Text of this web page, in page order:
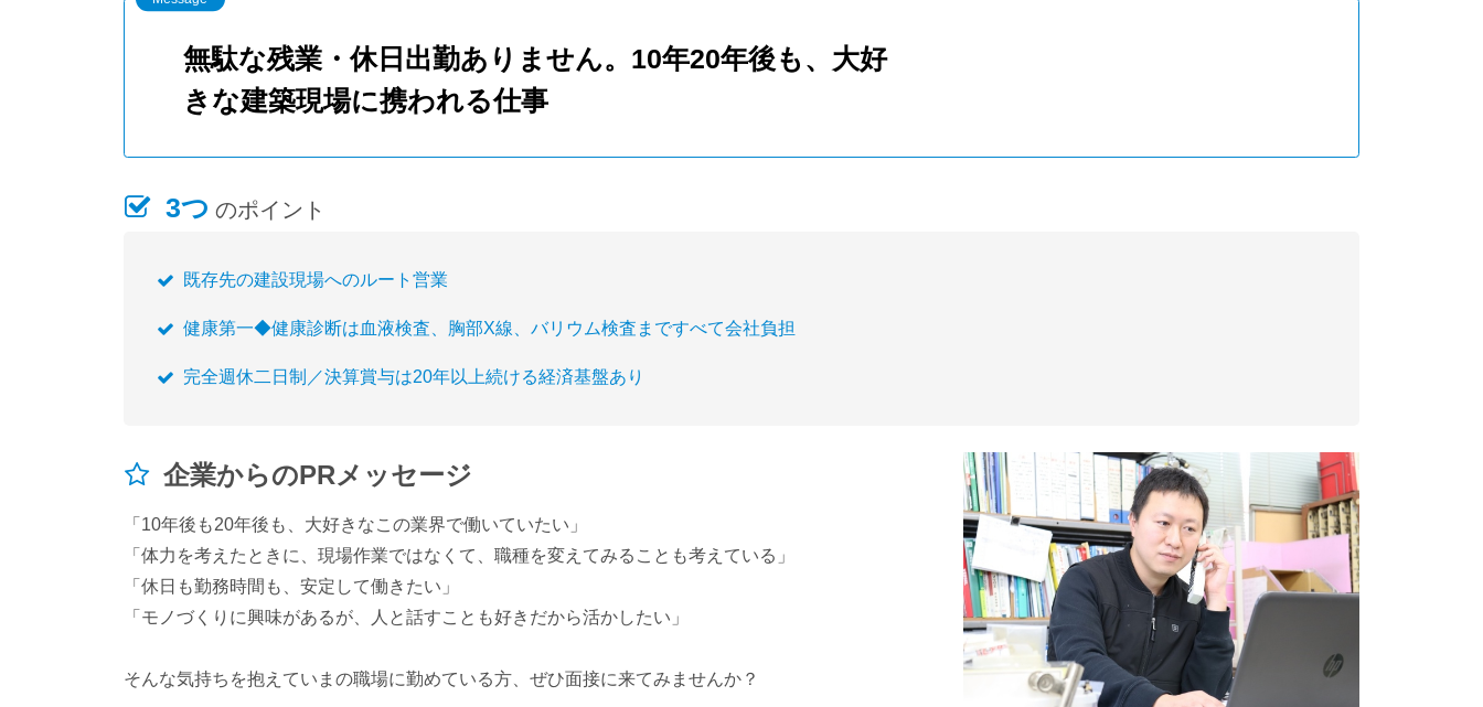
無駄な残業・休日出勤ありません。10年20年後も、大好
きな建築現場に携われる仕事
3つ のポイント
既存先の建設現場へのルート営業
健康第一◆健康診断は血液検査、胸部X線、バリウム検査まですべて会社負担
完全週休二日制／決算賞与は20年以上続ける経済基盤あり
企業からのPRメッセージ
「10年後も20年後も、大好きなこの業界で働いていたい」
「体力を考えたときに、現場作業ではなくて、職種を変えてみることも考えている」
「休日も勤務時間も、安定して働きたい」
「モノづくりに興味があるが、人と話すことも好きだから活かしたい」
そんな気持ちを抱えていまの職場に勤めている方、ぜひ面接に来てみませんか？